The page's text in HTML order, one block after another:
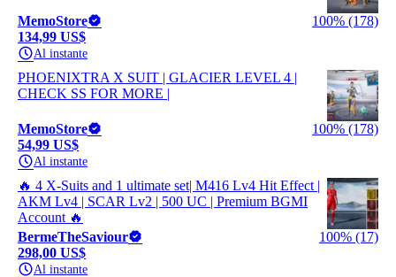
MemoStore
100% (178)
134,99 US$
Al instante
PHOENIXTRA X SUIT | GLACIER LEVEL 4 |
CHECK SS FOR MORE |
MemoStore
100% (178)
54,99 US$
Al instante
🔥 4 X-Suits and 1 ultimate set| M416 Lv4 Hit Effect |
AKM Lv4 | SCAR Lv2 | 500 UC | Premium BGMI
Account 🔥
BermeTheSaviour
100% (17)
298,00 US$
Al instante